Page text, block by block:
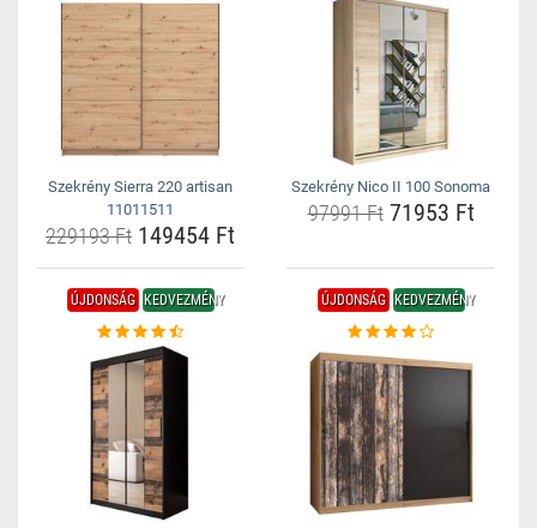
Szekrény Sierra 220 artisan
11011511
229193 Ft 149454 Ft
Szekrény Nico II 100 Sonoma
97991 Ft71953 Ft
ÚJDONSÁG KEDVEZMÉNY ÚJDONSÁG KEDVEZMÉNY